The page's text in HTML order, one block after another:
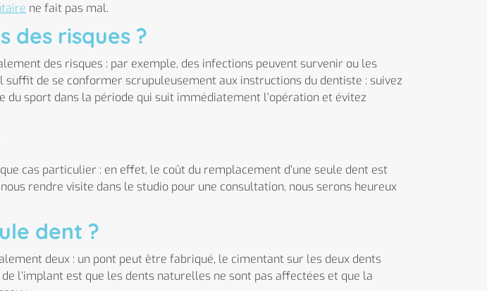
ne fait pas mal.
des risques ?
des risques : par exemple, des infections peuvent survenir ou les
de se conformer scrupuleusement aux instructions du dentiste : suivez
sport dans la période qui suit immédiatement l’opération et évitez
cas particulier : en effet, le coût du remplacement d’une seule dent est
rendre visite dans le studio pour une consultation, nous serons heureux
dent ?
deux : un pont peut être fabriqué, le cimentant sur les deux dents
l’implant est que les dents naturelles ne sont pas affectées et que la